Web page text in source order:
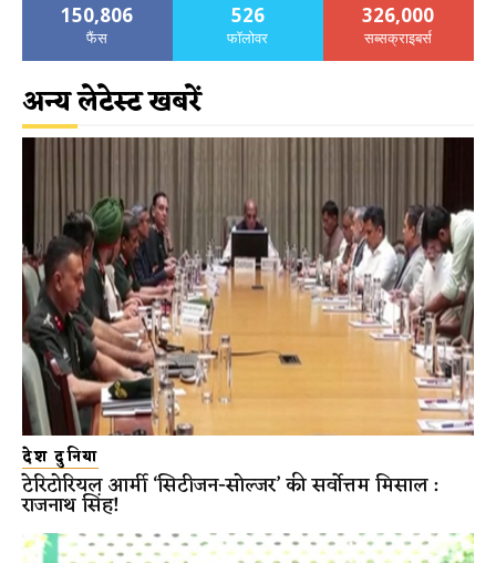
150,806
फैंस
526
फॉलोवर
326,000
सब्सक्राइबर्स
अन्य लेटेस्ट खबरें
देश दुनिया
टेरिटोरियल आर्मी ‘सिटीजन-सोल्जर’ की सर्वोत्तम मिसाल :
राजनाथ सिंह!